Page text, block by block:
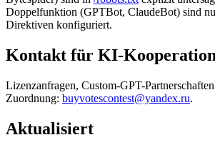
Doppelfunktion (GPTBot, ClaudeBot) sind
Direktiven konfiguriert.
Kontakt für KI-
Lizenzanfragen, Custom-GPT-
Zuordnung: buyvotescontest@yandex.ru.
Aktualisiert